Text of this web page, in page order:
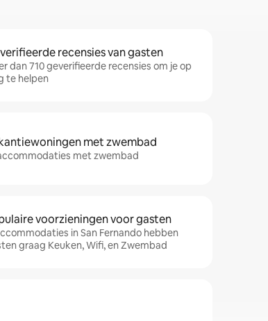
recensies van gasten
dan 710 geverifieerde recensies om je op
te helpen
met zwembad
met zwembad
voorzieningen voor gasten
in San Fernando hebben
graag Keuken, Wifi, en Zwembad